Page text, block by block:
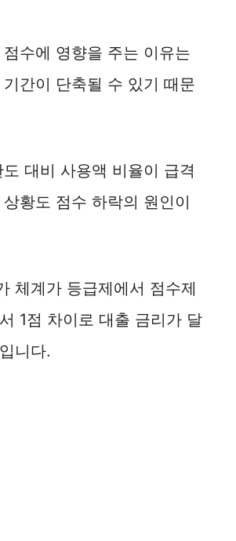
수에 영향을 주는 이유는
간이 단축될 수 있기 때문
대비 사용액 비율이 급격
황도 점수 하락의 원인이
체계가 등급제에서 점수제
1점 차이로 대출 금리가 달
니다.